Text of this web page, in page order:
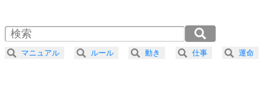
4 器の大きい人は、怒りを優しさで表現する。
2.0倍速 （192KB 48秒）
2.5倍速 （154KB 39秒）
3.0倍速 （128KB 32秒）
マニュアル ルール 動き 仕事 運命